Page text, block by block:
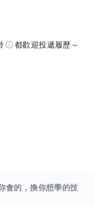
都歡迎投遞履歷～
會的，換你想學的技